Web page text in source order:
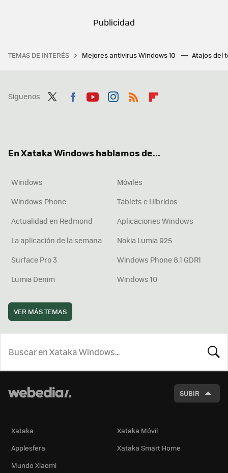
TEMAS DE INTERÉS Mejores antivirus Windows 10 Atajos del
Síguenos
En Xataka Windows hablamos de...
Windows
Móviles
Windows Phone
Tablets e Híbridos
Actualidad en Redmond
Aplicaciones Windows
La aplicación de la semana
Nokia Lumia 925
Surface Pro 3
Windows Phone 8.1 GDR1
Lumia Denim
Windows 10
VER MÁS TEMAS
SUBIR
Xataka
Xataka Móvil
Applesfera
Xataka Smart Home
Mundo Xiaomi